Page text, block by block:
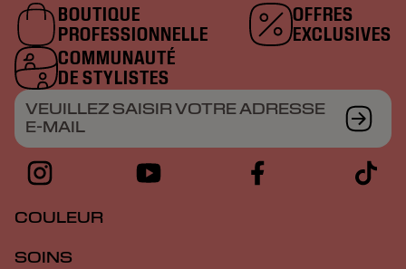
BOUTIQUE
PROFESSIONNELLE
OFFRES
EXCLUSIVES
COMMUNAUTÉ
DE STYLISTES
VEUILLEZ SAISIR VOTRE ADRESSE
E-MAIL
COULEUR
SOINS